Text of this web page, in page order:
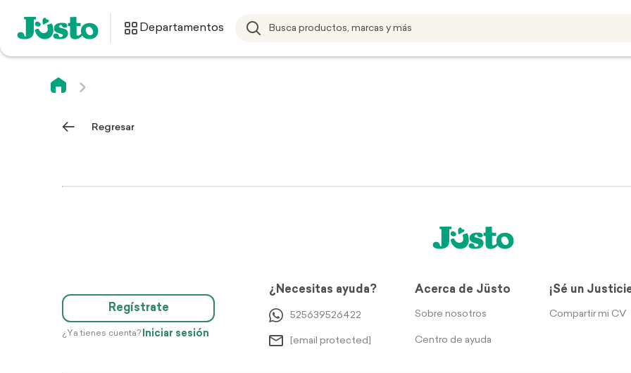
Departamentos
Regresar
Regístrate
¿Ya tienes cuenta? Iniciar sesión
¿Necesitas ayuda?
525639526422
[email protected]
Acerca de Jüsto
Sobre nosotros
Centro de ayuda
¡Sé un
Compartir mi CV